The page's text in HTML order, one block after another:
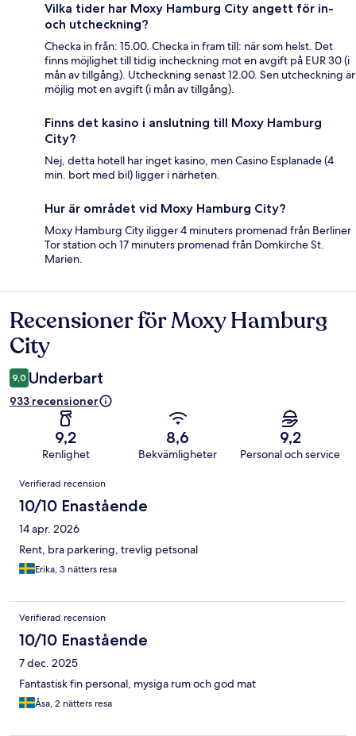
Vilka tider har Moxy Hamburg City angett för in-
och utcheckning?
Checka in från: 15.00. Checka in fram till: när som helst. Det
finns möjlighet till tidig incheckning mot en avgift på EUR 30 (i
mån av tillgång). Utcheckning senast 12.00. Sen utcheckning är
möjlig mot en avgift (i mån av tillgång).
Finns det kasino i anslutning till Moxy Hamburg
City?
Nej, detta hotell har inget kasino, men Casino Esplanade (4
min. bort med bil) ligger i närheten.
Hur är området vid Moxy Hamburg City?
Moxy Hamburg City iligger 4 minuters promenad från Berliner
Tor station och 17 minuters promenad från Domkirche St.
Marien.
Recensioner
Recensioner för Moxy Hamburg
City
9,0 Underbart
933 recensioner
9,2
Renlighet
8,6
Bekvämligheter
9,2
Personal och service
Recensioner
Verifierad recension
10/10 Enastående
14 apr. 2026
Rent, bra parkering, trevlig petsonal
Erika, 3 nätters resa
Verifierad recension
10/10 Enastående
7 dec. 2025
Fantastisk fin personal, mysiga rum och god mat
Åsa, 2 nätters resa